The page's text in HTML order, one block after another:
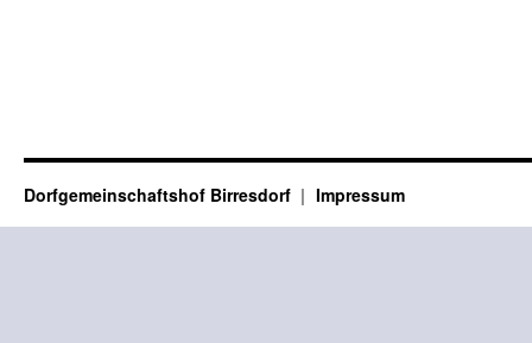
Dorfgemeinschaftshof Birresdorf Impressum